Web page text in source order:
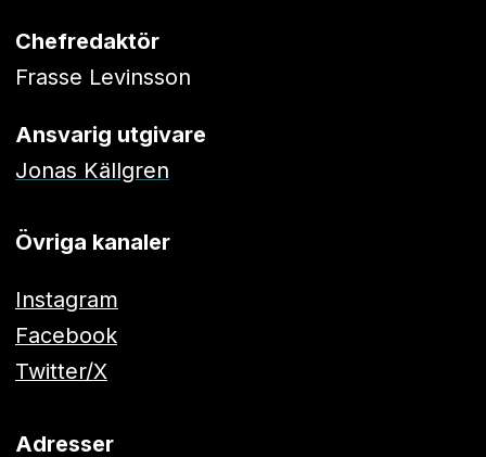
Chefredaktör
Frasse Levinsson
Ansvarig utgivare
Jonas Källgren
Övriga kanaler
Instagram
Facebook
Twitter/X
Adresser